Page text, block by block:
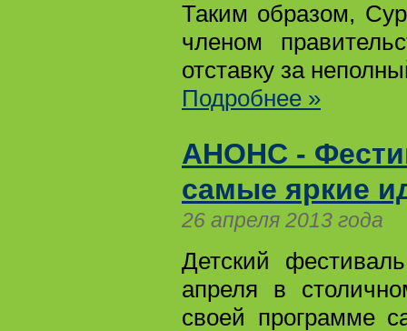
Таким образом,
членом
отставку за
Подробнее »
АНОНС -
самые яркие
26 апреля 2013 года
Детский
апреля в
своей программе